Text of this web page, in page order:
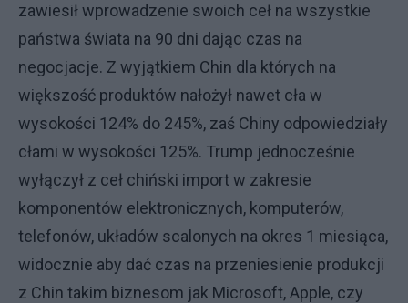
zawiesił wprowadzenie swoich ceł na wszystkie
państwa świata na 90 dni dając czas na
negocjacje. Z wyjątkiem Chin dla których na
większość produktów nałożył nawet cła w
wysokości 124% do 245%, zaś Chiny odpowiedziały
cłami w wysokości 125%. Trump jednocześnie
wyłączył z ceł chiński import w zakresie
komponentów elektronicznych, komputerów,
telefonów, układów scalonych na okres 1 miesiąca,
widocznie aby dać czas na przeniesienie produkcji
z Chin takim biznesom jak Microsoft, Apple, czy